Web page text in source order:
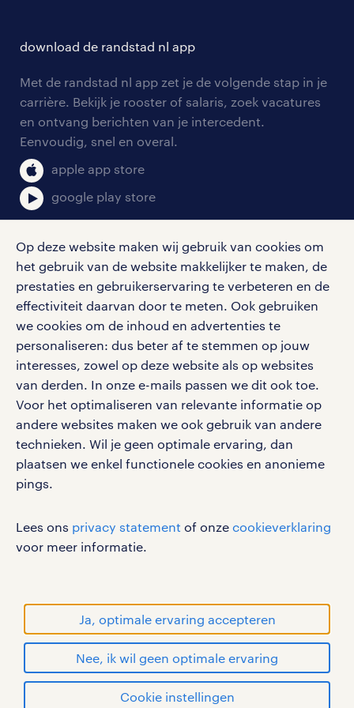
Op deze website maken wij gebruik van cookies om
het gebruik van de website makkelijker te maken, de
prestaties en gebruikerservaring te verbeteren en de
effectiviteit daarvan door te meten. Ook gebruiken
we cookies om de inhoud en advertenties te
personaliseren: dus beter af te stemmen op jouw
interesses, zowel op deze website als op websites
van derden. In onze e-mails passen we dit ook toe.
Voor het optimaliseren van relevante informatie op
andere websites maken we ook gebruik van andere
technieken. Wil je geen optimale ervaring, dan
plaatsen we enkel functionele cookies en anonieme
pings.
Lees ons privacy statement of onze cookieverklaring
voor meer informatie.
Ja, optimale ervaring accepteren
Nee, ik wil geen optimale ervaring
Cookie instellingen
tarieven
personeel gezocht
aanmelden nieuwsbrief
solliciteren
blogs en artikelen
salarischecker
bruto-netto calculator
onze vestigingen
pers
klachten en misstanden
download de randstad nl app
Met de randstad nl app zet je de volgende stap in je
carrière. Bekijk je rooster of salaris, zoek vacatures
en ontvang berichten van je intercedent.
Eenvoudig, snel en overal.
apple app store
google play store
social media
Volg ons voor de leukste content omtrent
vacatures, solliciteren en inspiratie.
werken bij randstad
gebruikersvoorwaarden
privacystatement
cookies
handelsmerken van Randstad N.V.
© Randstad 2026